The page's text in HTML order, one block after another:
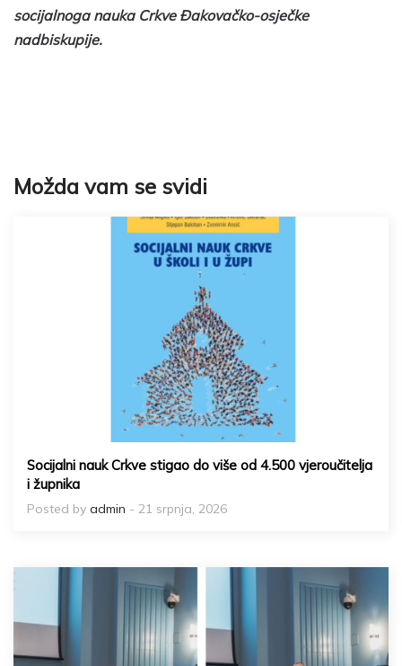
socijalnoga nauka Crkve Đakovačko-osječke
nadbiskupije.
Možda vam se svidi
Socijalni nauk Crkve stigao do više od 4.500 vjeroučitelja
i župnika
Posted by admin - 21 srpnja, 2026